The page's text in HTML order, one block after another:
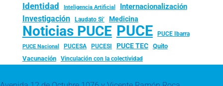
Identidad Inteligencia Artificial Internacionalización
Investigación Laudato Si’ Medicina
Noticias PUCE PUCE PUCE Ibarra
PUCE Nacional PUCESA PUCESI PUCE TEC
Quito
Vacunación
Vinculación con la colectividad